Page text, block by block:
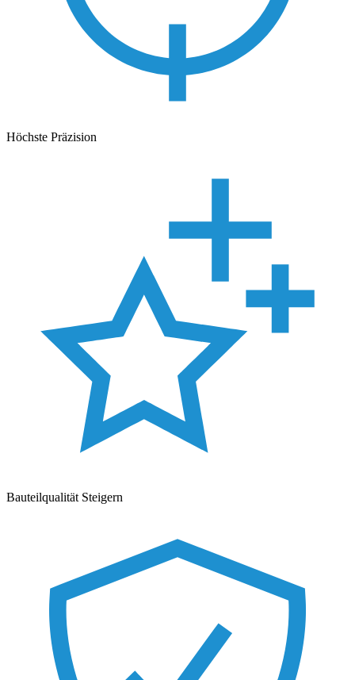
Höchste Präzision
Bauteilqualität Steigern